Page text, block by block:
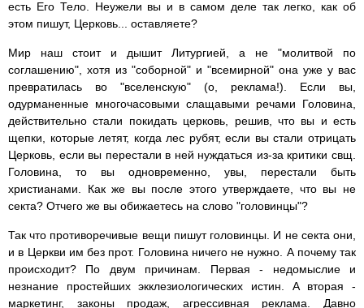
есть Его Тело. Неужели вы и в самом деле так легко, как об
этом пишут, Церковь... оставляете?
Мир наш стоит и дышит Литургией, а не "молитвой по
соглашению", хотя из "соборной" и "всемирной" она уже у вас
превратилась во "вселенскую" (о, реклама!). Если вы,
одурманенные многочасовыми слащавыми речами Головина,
действительно стали покидать церковь, решив, что вы и есть
щепки, которые летят, когда лес рубят, если вы стали отрицать
Церковь, если вы перестали в ней нуждаться из-за критики свщ.
Головина, то вы одновременно, увы, перестали быть
христианами. Как же вы после этого утверждаете, что вы не
секта? Отчего же вы обижаетесь на слово "головинцы"?
Так что противоречивые вещи пишут головинцы. И не секта они,
и в Церкви им без прот. Головина ничего не нужно. А почему так
происходит? По двум причинам. Первая - недомыслие и
незнание простейших экклезиологических истин. А вторая -
маркетинг, законы продаж, агрессивная реклама. Давно